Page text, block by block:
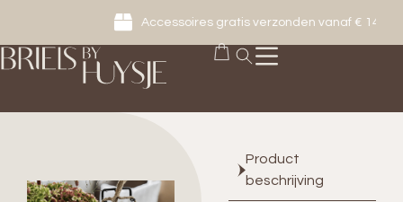
Accessoires gratis verzonden vanaf € 149
Product
beschrijving